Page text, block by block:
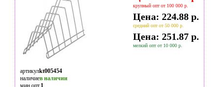
крупный опт от 100 000 р.
Цена: 224.88 р.
средний опт от 50 000 р.
Цена: 251.87 р.
мелкий опт от 10 000 р.
артикулkt005454
наличиев наличии
мин опт.1